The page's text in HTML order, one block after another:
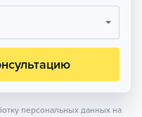
персональных данных на